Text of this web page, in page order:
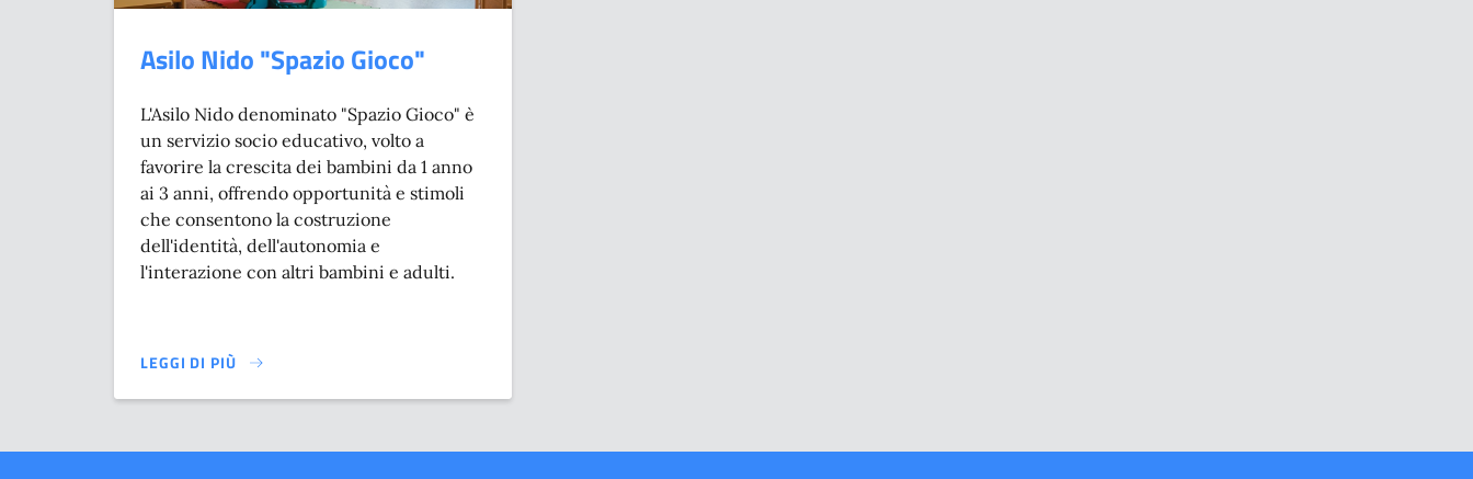
Asilo Nido "Spazio Gioco"
L'Asilo Nido denominato "Spazio Gioco" è
un servizio socio educativo, volto a
favorire la crescita dei bambini da 1 anno
ai 3 anni, offrendo opportunità e stimoli
che consentono la costruzione
dell'identità, dell'autonomia e
l'interazione con altri bambini e adulti.
LEGGI DI PIÙ
SU ASILO NIDO "SPAZIO GIOCO"